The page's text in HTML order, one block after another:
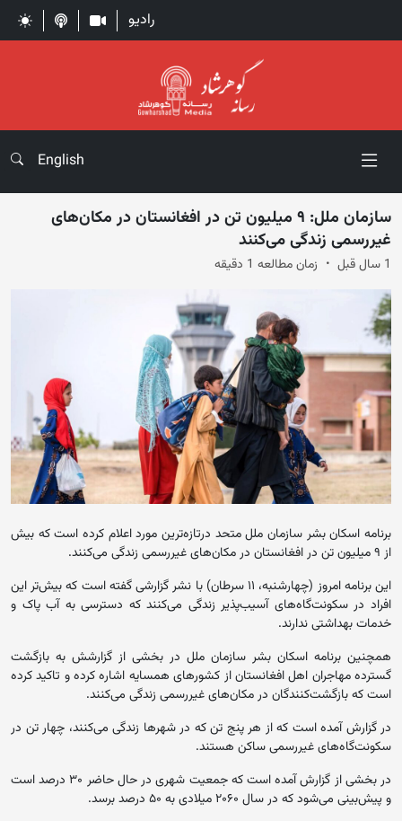
رادیو
English
سازمان ملل: ۹ میلیون تن در افغانستان در مکان‌های
غیررسمی زند‌گی می‌کنند
1 سال قبل زمان مطالعه 1 دقیقه
برنامه اسکان بشر سازمان ملل متحد درتازه‌ترین مورد اعلام کرده است که بیش
از ۹ میلیون تن در افغانستان در مکان‌های غیررسمی زند‌گی می‌کنند.
این برنامه امروز (چهارشنبه، ۱۱ سرطان) با نشر گزارشی گفته است که بیش‌تر این
افراد در سکونت‌گاه‌های آسیب‌پذیر زندگی می‌کنند که دسترسی به آب پاک و
خدمات بهداشتی ندارند.
همچنین برنامه اسکان بشر سازمان ملل در بخشی از گزارشش به بازگشت
گسترده مهاجران اهل افغانستان از کشورهای همسایه اشاره کرده و تاکید کرده
است که بازگشت‌کنندگان در مکان‌های غیررسمی زند‌گی می‌کنند.
در گزارش آمده است که از هر پنج تن که در شهرها زند‌گی می‌کنند، چهار تن در
سکونت‌گاه‌های غیررسمی ساکن هستند.
در بخشی از گزارش آمده است که جمعیت شهری در حال حاضر ۳۰ درصد است
و پیش‌بینی می‌شود که در سال ۲۰۶۰ میلادی به ۵۰ درصد برسد.